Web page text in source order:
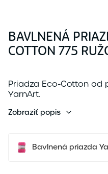
BAVLNENÁ
COTTON 775
Priadza Eco-Cotton od
YarnArt.
Zmesová priadza Eco-
Priadza Eco-Cotton...
Zobraziť popis
Bavlnená priazda